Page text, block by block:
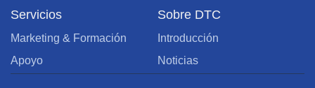
Servicios
Marketing & Formación
Apoyo
Sobre DTC
Introducción
Noticias